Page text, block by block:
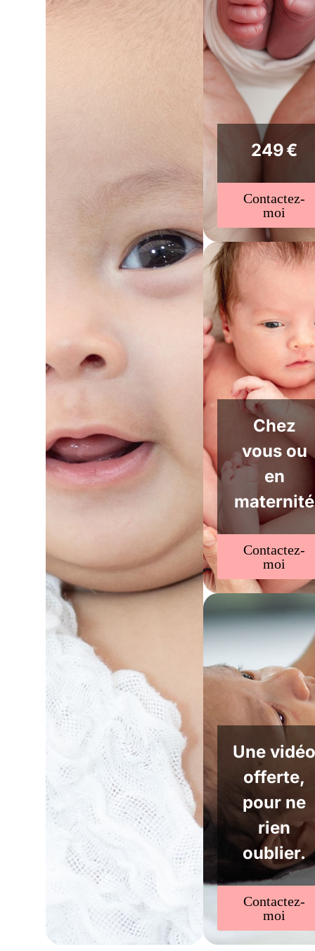
249 €
Contactez-
moi
Chez
vous ou
en
maternité
Contactez-
moi
Une
offerte,
pour ne
rien
oublier.
Contactez-
moi